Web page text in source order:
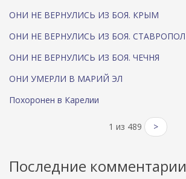
ОНИ НЕ ВЕРНУЛИСЬ ИЗ БОЯ. КРЫМ
ОНИ НЕ ВЕРНУЛИСЬ ИЗ БОЯ.
ОНИ НЕ ВЕРНУЛИСЬ ИЗ БОЯ. ЧЕЧНЯ
ОНИ УМЕРЛИ В МАРИЙ ЭЛ
Похоронен в Карелии
1 из 489 >
Последние комментарии